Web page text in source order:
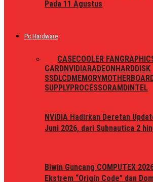
Pada 11 Agustus
Pc Hardware
CASECOOLER FAN
CARDNVIDIARADEON HARDDISK
SSDLCDMEMORY
SUPPLYPROCESSORAMD INTEL
NVIDIA Hadirkan Deretan
Juni 2026, dari Subnautica 2
Biwin Guncang COMPUTEX
Ekstrem “Origin Code” dan